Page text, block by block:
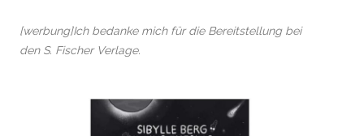
[werbung]Ich bedanke mich für die Bereitstellung bei
den S. Fischer Verlage.